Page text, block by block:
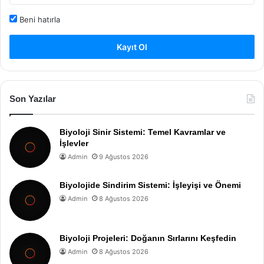
Beni hatırla
Kayıt Ol
Son Yazılar
Biyoloji Sinir Sistemi: Temel Kavramlar ve
İşlevler
Admin 9 Ağustos 2026
Biyolojide Sindirim Sistemi: İşleyişi ve Önemi
Admin 8 Ağustos 2026
Biyoloji Projeleri: Doğanın Sırlarını Keşfedin
Admin 8 Ağustos 2026